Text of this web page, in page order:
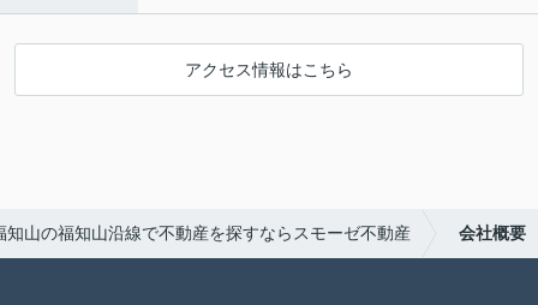
アクセス情報はこちら
知山の福知山沿線で不動産を探すならスモーゼ不動産 会社概要